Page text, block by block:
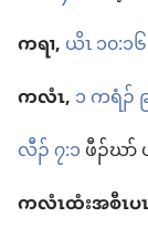
ကရၢ,ယိၤ ၁၀:၁၆
ကလံၤ,၁ ကရံၣ်​
လီၣ်​ ၇:၁ဖီၣ်ဃ
ကလံၤထံး​အ​စီၤပ